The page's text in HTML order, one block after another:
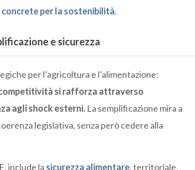
concrete per la sostenibilità.
e sicurezza
per l’agricoltura e l’alimentazione:
si rafforza attraverso
agli shock esterni.La semplificazione mira a
legislativa, senza però cedere alla
include la sicurezza alimentare, territoriale,